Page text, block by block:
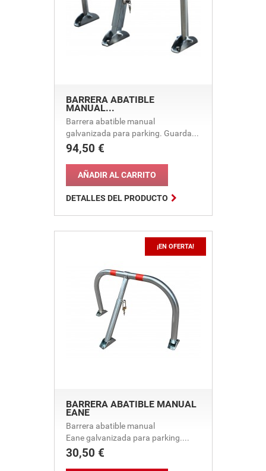
BARRERA ABATIBLE
MANUAL...
Barrera abatible manual
galvanizada para parking. Guarda...
Precio
94,50 €

AÑADIR AL CARRITO
DETALLES DEL PRODUCTO
BARRERA ABATIBLE MANUAL
EANE
Barrera abatible manual
Eane galvanizada para parking....
Precio
30,50 €
¡EN OFERTA!